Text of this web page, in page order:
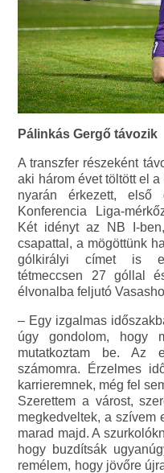
Pálinkás Gergő távozik
A transzfer részeként
aki három évet töltött el
nyarán érkezett,
Konferencia Liga-
Két idényt az NB I-
csapattal, a mögöttünk
gólkirályi címet is
tétmeccsen 27 góllal
élvonalba feljutó
– Egy izgalmas
úgy gondolom, hogy
mutatkoztam be. Az
számomra. Érzelmes
karrieremnek, még fel
Szerettem a várost,
megkedveltek, a szívem
marad majd. A
hogy buzdítsák
remélem, hogy jövőre